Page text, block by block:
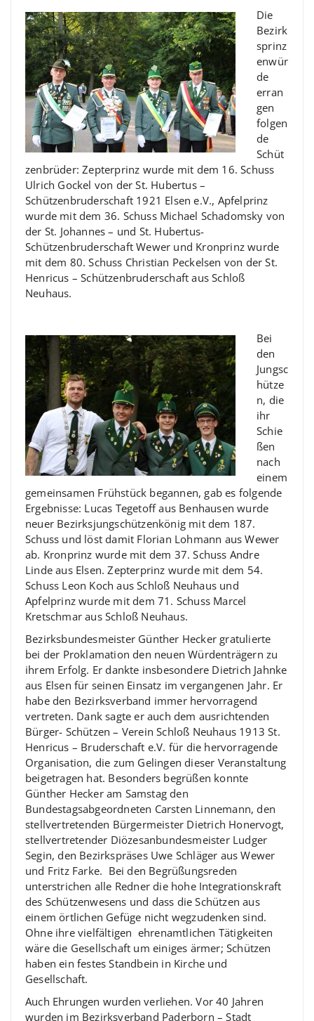
Die
Bezirk
sprinz
enwür
de
erran
gen
folgen
de
Schüt
zenbrüder: Zepterprinz wurde mit dem 16. Schuss
Ulrich Gockel von der St. Hubertus –
Schützenbruderschaft 1921 Elsen e.V., Apfelprinz
wurde mit dem 36. Schuss Michael Schadomsky von
der St. Johannes – und St. Hubertus-
Schützenbruderschaft Wewer und Kronprinz wurde
mit dem 80. Schuss Christian Peckelsen von der St.
Henricus – Schützenbruderschaft aus Schloß
Neuhaus.
Bei
den
Jungsc
hütze
n, die
ihr
Schie
ßen
nach
einem
gemeinsamen Frühstück begannen, gab es folgende
Ergebnisse: Lucas Tegetoff aus Benhausen wurde
neuer Bezirksjungschützenkönig mit dem 187.
Schuss und löst damit Florian Lohmann aus Wewer
ab. Kronprinz wurde mit dem 37. Schuss Andre
Linde aus Elsen. Zepterprinz wurde mit dem 54.
Schuss Leon Koch aus Schloß Neuhaus und
Apfelprinz wurde mit dem 71. Schuss Marcel
Kretschmar aus Schloß Neuhaus.
Bezirksbundesmeister Günther Hecker gratulierte
bei der Proklamation den neuen Würdenträgern zu
ihrem Erfolg. Er dankte insbesondere Dietrich Jahnke
aus Elsen für seinen Einsatz im vergangenen Jahr. Er
habe den Bezirksverband immer hervorragend
vertreten. Dank sagte er auch dem ausrichtenden
Bürger- Schützen – Verein Schloß Neuhaus 1913 St.
Henricus – Bruderschaft e.V. für die hervorragende
Organisation, die zum Gelingen dieser Veranstaltung
beigetragen hat. Besonders begrüßen konnte
Günther Hecker am Samstag den
Bundestagsabgeordneten Carsten Linnemann, den
stellvertretenden Bürgermeister Dietrich Honervogt,
stellvertretender Diözesanbundesmeister Ludger
Segin, den Bezirkspräses Uwe Schläger aus Wewer
und Fritz Farke. Bei den Begrüßungsreden
unterstrichen alle Redner die hohe Integrationskraft
des Schützenwesens und dass die Schützen aus
einem örtlichen Gefüge nicht wegzudenken sind.
Ohne ihre vielfältigen ehrenamtlichen Tätigkeiten
wäre die Gesellschaft um einiges ärmer; Schützen
haben ein festes Standbein in Kirche und
Gesellschaft.
Auch Ehrungen wurden verliehen. Vor 40 Jahren
wurden im Bezirksverband Paderborn – Stadt